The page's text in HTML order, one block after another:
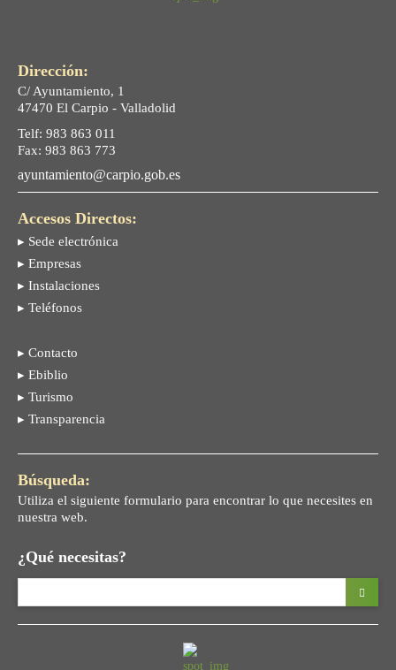
Dirección:
C/ Ayuntamiento, 1
47470 El Carpio - Valladolid
Telf: 983 863 011
Fax: 983 863 773
ayuntamiento@carpio.gob.es
Accesos Directos:
▸ Sede electrónica
▸ Empresas
▸ Instalaciones
▸ Teléfonos
▸ Contacto
▸ Ebiblio
▸ Turismo
▸ Transparencia
Búsqueda:
Utiliza el siguiente formulario para encontrar lo que necesites en
nuestra web.
¿Qué necesitas?